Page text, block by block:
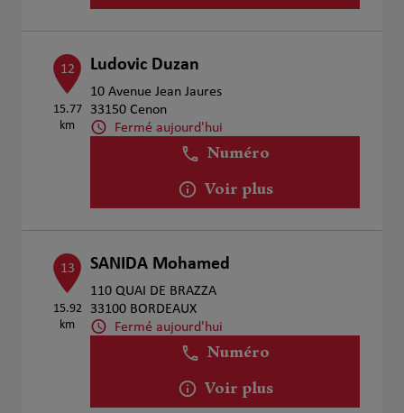
12
15.77
km
Ludovic Duzan
10 Avenue Jean Jaures
33150 Cenon
Fermé aujourd'hui
Numéro
Voir plus
13
15.92
km
SANIDA Mohamed
110 QUAI DE BRAZZA
33100 BORDEAUX
Fermé aujourd'hui
Numéro
Voir plus